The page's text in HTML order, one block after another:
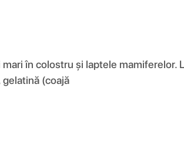
în colostru și laptele mamiferelor.
(coajă